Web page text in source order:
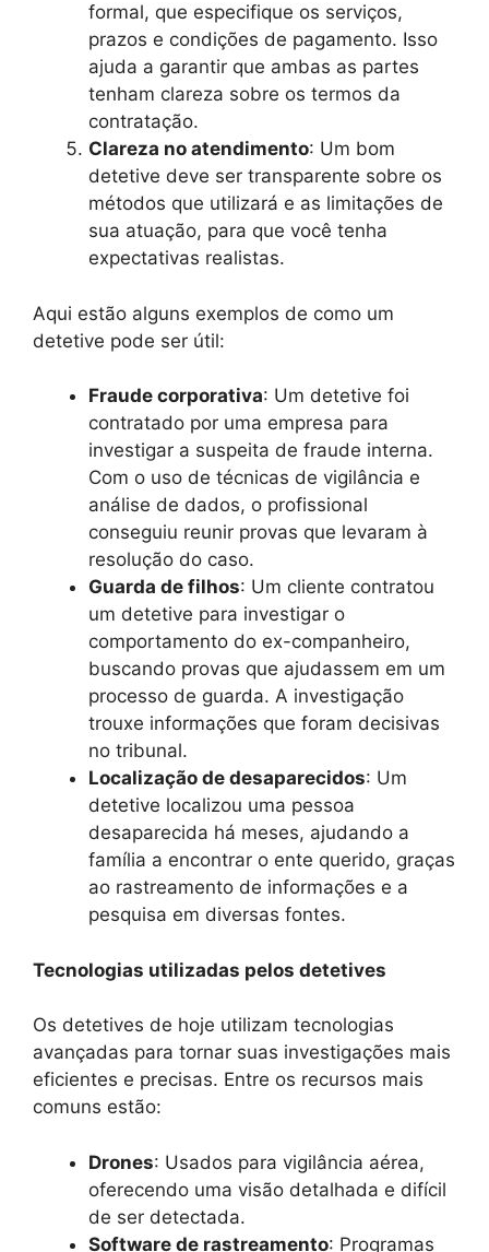
formal, que especifique os serviços,
prazos e condições de pagamento. Isso
ajuda a garantir que ambas as partes
tenham clareza sobre os termos da
contratação.
Clareza no atendimento: Um bom
detetive deve ser transparente sobre os
métodos que utilizará e as limitações de
sua atuação, para que você tenha
expectativas realistas.
Aqui estão alguns exemplos de como um
detetive pode ser útil:
Fraude corporativa: Um detetive foi
contratado por uma empresa para
investigar a suspeita de fraude interna.
Com o uso de técnicas de vigilância e
análise de dados, o profissional
conseguiu reunir provas que levaram à
resolução do caso.
Guarda de filhos: Um cliente contratou
um detetive para investigar o
comportamento do ex-companheiro,
buscando provas que ajudassem em um
processo de guarda. A investigação
trouxe informações que foram decisivas
no tribunal.
Localização de desaparecidos: Um
detetive localizou uma pessoa
desaparecida há meses, ajudando a
família a encontrar o ente querido, graças
ao rastreamento de informações e a
pesquisa em diversas fontes.
Tecnologias utilizadas pelos detetives
Os detetives de hoje utilizam tecnologias
avançadas para tornar suas investigações mais
eficientes e precisas. Entre os recursos mais
comuns estão:
Drones: Usados para vigilância aérea,
oferecendo uma visão detalhada e difícil
de ser detectada.
Software de rastreamento: Programas